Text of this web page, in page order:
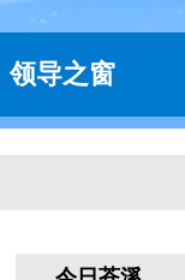
领导之窗